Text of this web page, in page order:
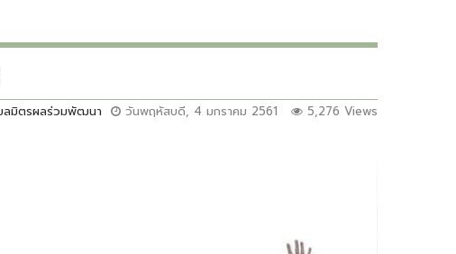
วันพฤหัสบดี, 4 มกราคม 2561 5,276 Views
ลมิตรผลร่วมพัฒนา